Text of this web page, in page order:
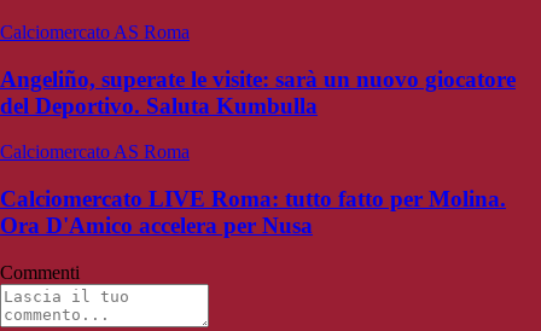
Calciomercato AS Roma
Angeliño, superate le visite: sarà un nuovo giocatore
del Deportivo. Saluta Kumbulla
Calciomercato AS Roma
Calciomercato LIVE Roma: tutto fatto per Molina.
Ora D'Amico accelera per Nusa
Commenti